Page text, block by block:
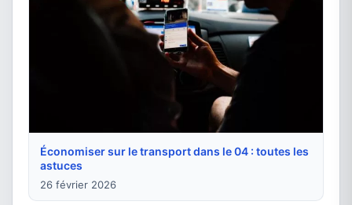
Économiser sur le transport dans le 04 : toutes les
astuces
26 février 2026